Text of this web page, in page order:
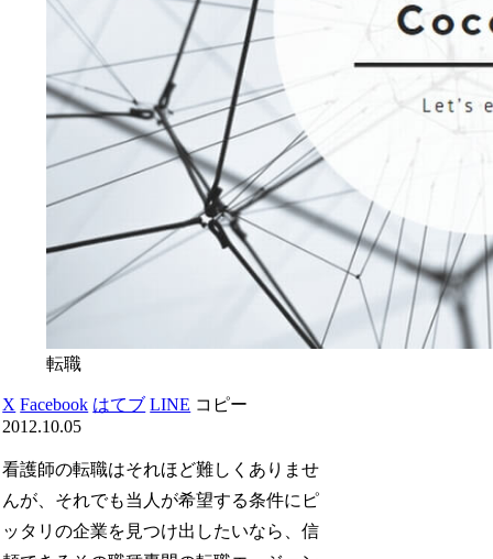
転職
X Facebook はてブ LINE コピー
2012.10.05
看護師の転職はそれほど難しくありませ
んが、それでも当人が希望する条件にピ
ッタリの企業を見つけ出したいなら、信